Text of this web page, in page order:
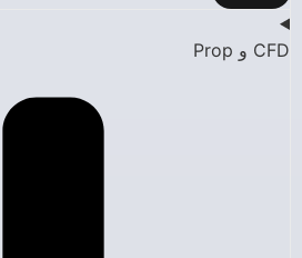
CFD و Prop